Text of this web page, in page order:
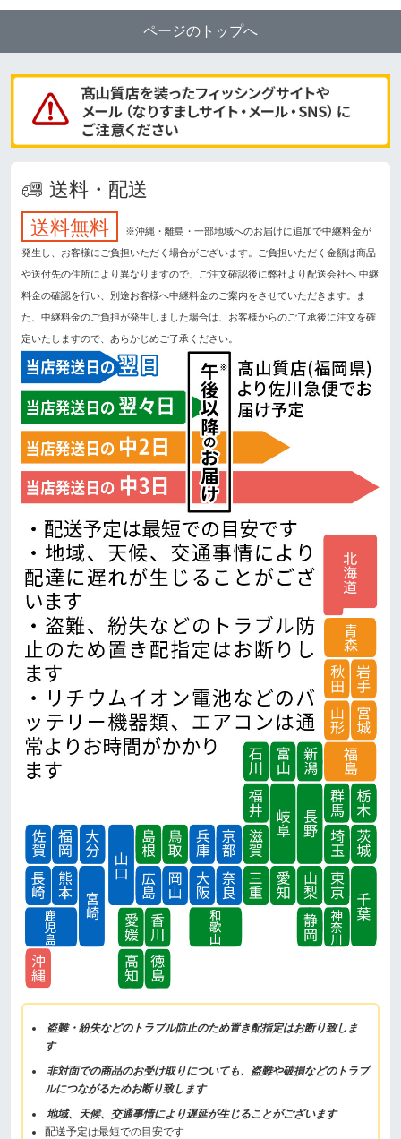
ページのトップへ
送料・配送
送料無料
※沖縄・離島・一部地域へのお届けに追加で中継料金が
発生し、お客様にご負担いただく場合がございます。ご負担いただく金額は商品
や送付先の住所により異なりますので、ご注文確認後に弊社より配送会社へ 中継
料金の確認を行い、別途お客様へ中継料金のご案内をさせていただきます。ま
た、中継料金のご負担が発生しました場合は、お客様からのご了承後に注文を確
定いたしますので、あらかじめご了承ください。
盗難・紛失などのトラブル防止のため置き配指定はお断り致しま
す
非対面での商品のお受け取りについても、盗難や破損などのトラブ
ルにつながるためお断り致します
地域、天候、交通事情により遅延が生じることがございます
配送予定は最短での目安です